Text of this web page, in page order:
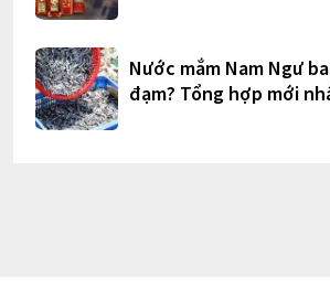
Nước mắm Nam Ngư
đạm? Tổng hợp mới